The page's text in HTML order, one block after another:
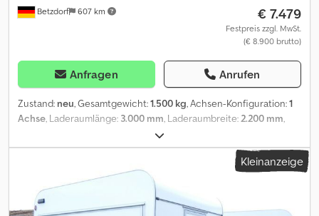
Betzdorf 607 km € 7.479
Festpreis zzgl. MwSt.
(€ 8.900 brutto)
Anfragen Anrufen
Zustand: neu, Gesamtgewicht:1.500 kg, Achsen-Konfiguration:1
Achse, Laderaumlänge: 3.000 mm, Laderaumbreite:2.200 mm,
, Verkaufsanhänger VH15302 leer
Hofmann Modell mit Aero Bug und Heck Bitte 0580 für Anfragen
nutzen.* neues Modell mit rundem Bug und Heck sowie
schmalen Profilleisten * Elektrik 13-Polig, 12V *
Fahrzeugbeleuchtung der Marke Horpol in LED Ausführung, in
schwarzer Heckschürze verbaut * Zulässiges Gesamtgewicht
Kleinanzeige